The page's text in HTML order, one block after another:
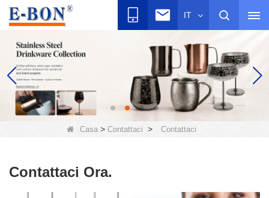
IT
Casa > Contattaci > Contattaci
Contattaci Ora.